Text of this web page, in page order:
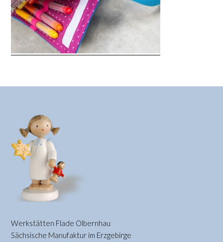
Werkstätten Flade Olbernhau
Sächsische Manufaktur im Erzgebirge